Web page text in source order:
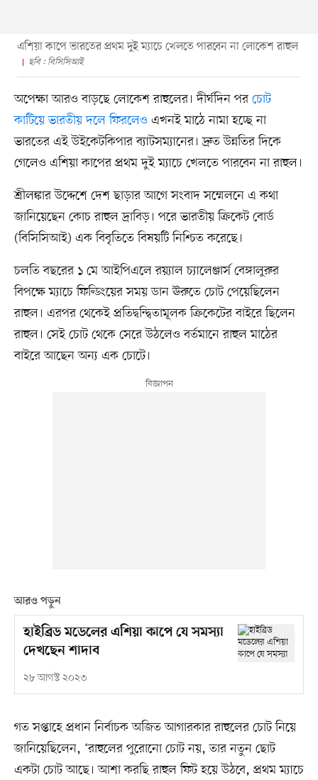
এশিয়া কাপে ভারতের প্রথম দুই ম্যাচে খেলতে পারবেন না লোকেশ রাহুল
ছবি : বিসিসিআই
অপেক্ষা আরও বাড়ছে লোকেশ রাহুলের। দীর্ঘদিন পর চোট
কাটিয়ে ভারতীয় দলে ফিরলেও এখনই মাঠে নামা হচ্ছে না
ভারতের এই উইকেটকিপার ব্যাটসম্যানের। দ্রুত উন্নতির দিকে
গেলেও এশিয়া কাপের প্রথম দুই ম্যাচে খেলতে পারবেন না রাহুল।
শ্রীলঙ্কার উদ্দেশে দেশ ছাড়ার আগে সংবাদ সম্মেলনে এ কথা
জানিয়েছেন কোচ রাহুল দ্রাবিড়। পরে ভারতীয় ক্রিকেট বোর্ড
(বিসিসিআই) এক বিবৃতিতে বিষয়টি নিশ্চিত করেছে।
চলতি বছরের ১ মে আইপিএলে রয়্যাল চ্যালেঞ্জার্স বেঙ্গালুরুর
বিপক্ষে ম্যাচে ফিল্ডিংয়ের সময় ডান ঊরুতে চোট পেয়েছিলেন
রাহুল। এরপর থেকেই প্রতিদ্বন্দ্বিতামূলক ক্রিকেটের বাইরে ছিলেন
রাহুল। সেই চোট থেকে সেরে উঠলেও বর্তমানে রাহুল মাঠের
বাইরে আছেন অন্য এক চোটে।
আরও পড়ুন
হাইব্রিড মডেলের এশিয়া কাপে যে সমস্যা
দেখছেন শাদাব
২৮ আগস্ট ২০২৩
গত সপ্তাহে প্রধান নির্বাচক অজিত আগারকার রাহুলের চোট নিয়ে
জানিয়েছিলেন, ‘রাহুলের পুরোনো চোট নয়, তার নতুন ছোট
একটা চোট আছে। আশা করছি রাহুল ফিট হয়ে উঠবে, প্রথম ম্যাচে